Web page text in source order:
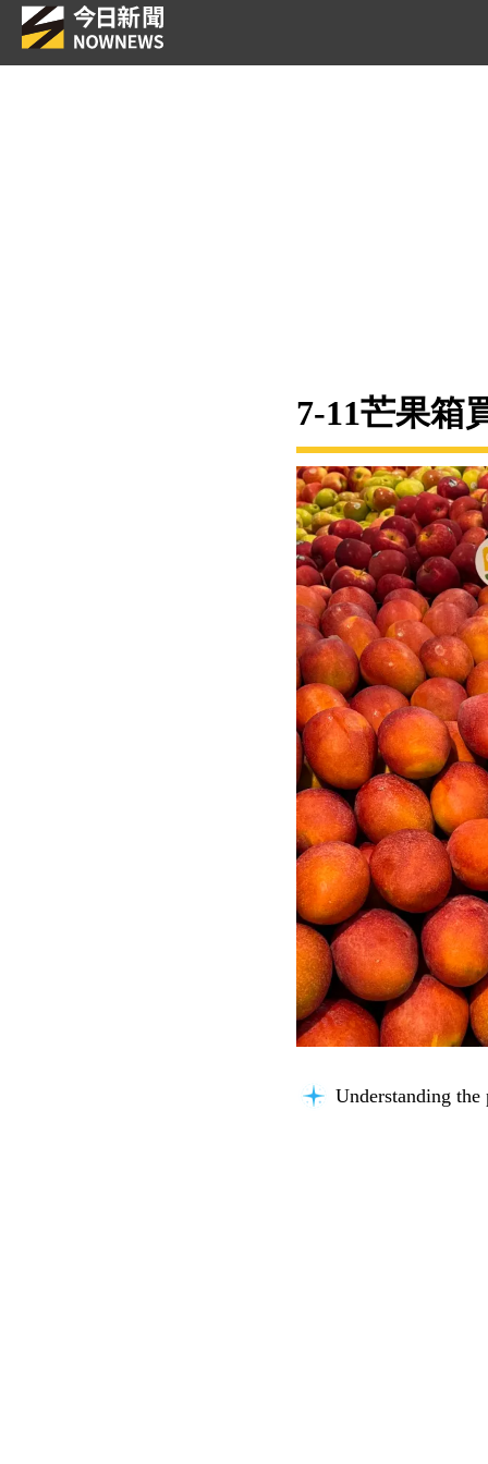
7-11芒果箱
Searching for key